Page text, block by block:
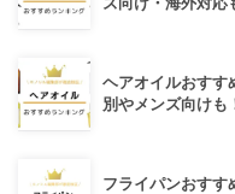
ヘアオイルおすす
別やメンズ向けも
フライパンおすす